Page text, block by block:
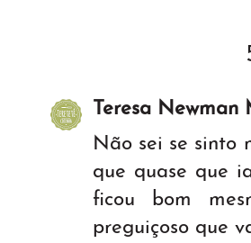
Teresa Newman
Não sei se sinto
que quase que
ficou bom
preguiçoso que